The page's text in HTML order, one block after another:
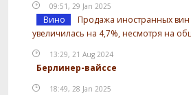
09:51, 29 Jan 2025
Вино
Продажа иностранных вин
увеличилась на 4,7%, несмотря на
13:29, 21 Aug 2024
Берлинер-вайссе
18:49, 28 Jan 2025